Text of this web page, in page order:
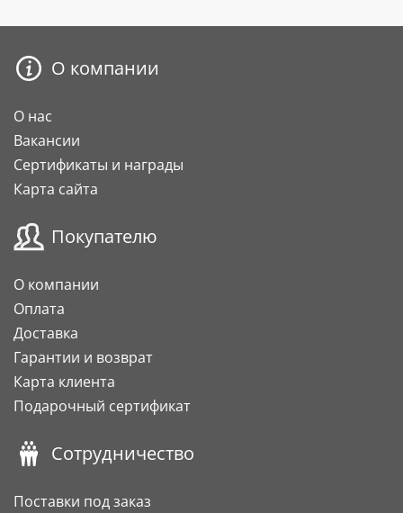
О компании
О нас
Вакансии
Сертификаты и награды
Карта сайта
Покупателю
О компании
Оплата
Доставка
Гарантии и возврат
Карта клиента
Подарочный сертификат
Сотрудничество
Поставки под заказ